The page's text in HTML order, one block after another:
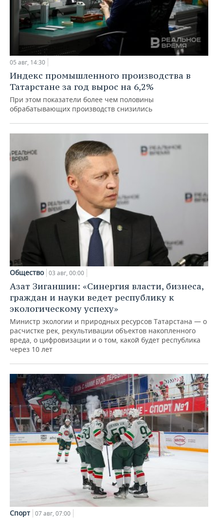
05 авг, 14:30
Индекс промышленного производства в
Татарстане за год вырос на 6,2%
При этом показатели более чем половины
обрабатывающих производств снизились
Общество 03 авг, 00:00
Азат Зиганшин: «Синергия власти, бизнеса,
граждан и науки ведет республику к
экологическому успеху»
Министр экологии и природных ресурсов Татарстана — о
расчистке рек, рекультивации объектов накопленного
вреда, о цифровизации и о том, какой будет республика
через 10 лет
Спорт 07 авг, 07:00